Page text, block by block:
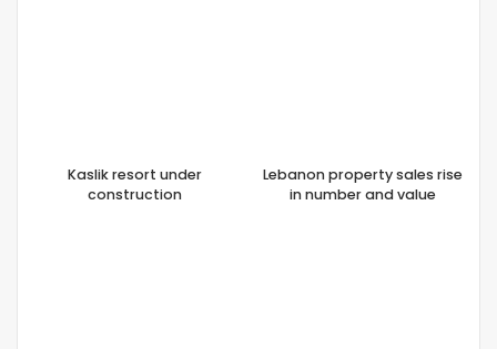
Kaslik resort under
construction
Lebanon property sales rise
in number and value